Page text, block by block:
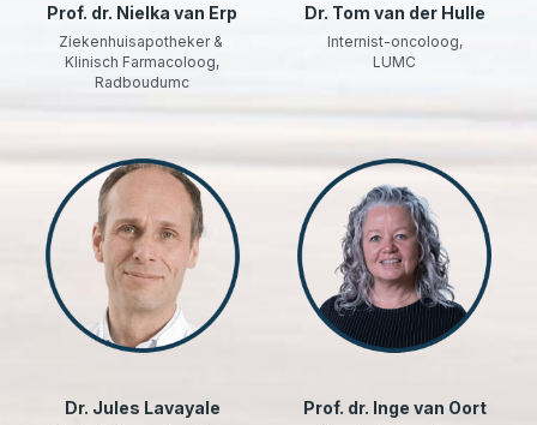
Prof. dr. Nielka van Erp
Ziekenhuisapotheker &
Klinisch Farmacoloog,
Radboudumc
Dr. Tom van der Hulle
Internist-oncoloog,
LUMC
Dr. Jules Lavayale Prof. dr. Inge van Oort